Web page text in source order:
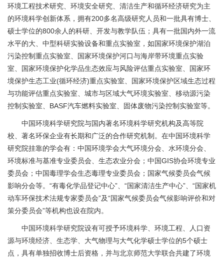
环境工程技术研究、环境安全研究、清洁生产和循环经济研究为主
的环境科学创新体系，拥有200多名高级研究人员和一批具有博士、
硕士学位的800余人的科研、开发与教学队伍；具有一批国内外一流
水平的大、中型科研实验设备和重点实验室，如国家环境保护湖泊
污染控制重点实验室、国家环境保护河口与海岸带环境重点实验
室、国家环境保护化学品生态效应与风险评估重点实验室、国家环
境保护生态工业(循环经济)重点实验室、国家环境保护区域生态过程
与功能评估重点实验室、城市与区域大气环境实验室、移动源污染
控制实验室、BASF汽车燃料实验室、固体废物污染控制实验室等。
中国环境科学研究院与国内著名环境科学研究机构及高等院
校、著名环保企业有长期和广泛的合作研究机制。在中国环境科学
研究院挂靠的学会有：中国环境学会大气环境分会、水环境分会、
环境标准与基准专业委员会、生态农业分会；中国GIS协会环境专业
委员会；中国毒理学会生态毒理专业委员会；国家气候委员会气候
影响分会等。“有毒化学品登记中心”、“国家清洁生产中心”、“国家机
动车环保技术法规专家委员会”及“国家气候委员会气候影响评价和对
策分委员会”等机构也设在院内。
中国环境科学研究院设有可授予环境科学、环境工程、人口资
源与环境经济、生态学、大气物理与大气化学硕士学位的5个硕士
点，具有单独招收博士后资格，并与北京师范大学联合共建了环境